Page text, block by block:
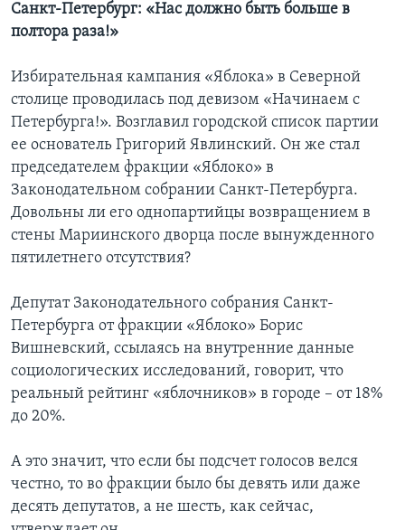
Санкт-Петербург: «Нас должно быть больше в
полтора раза!»
Избирательная кампания «Яблока» в Северной
столице проводилась под девизом «Начинаем с
Петербурга!». Возглавил городской список партии
ее основатель Григорий Явлинский. Он же стал
председателем фракции «Яблоко» в
Законодательном собрании Санкт-Петербурга.
Довольны ли его однопартийцы возвращением в
стены Мариинского дворца после вынужденного
пятилетнего отсутствия?
Депутат Законодательного собрания Санкт-
Петербурга от фракции «Яблоко» Борис
Вишневский, ссылаясь на внутренние данные
социологических исследований, говорит, что
реальный рейтинг «яблочников» в городе – от 18%
до 20%.
А это значит, что если бы подсчет голосов велся
честно, то во фракции было бы девять или даже
десять депутатов, а не шесть, как сейчас,